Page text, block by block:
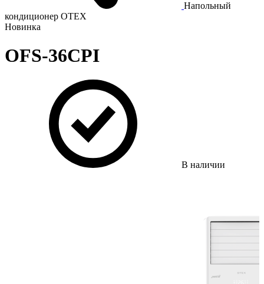
Напольный
кондиционер OTEX
Новинка
OFS-36CPI
В наличии